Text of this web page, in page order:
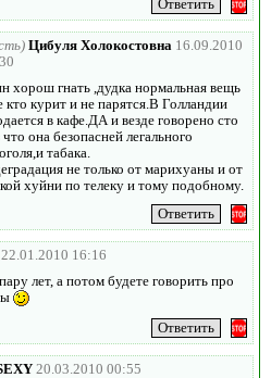
Цибуля Холокостовна 16.09.2010
хорош гнать ,дудка нормальная вещь
кто курит и не парятся.В Голландии
в кафе.ДА и везде говорено сто
что она безопасней легального
табака.
не только от марихуаны и от
хуйни по телеку и тому подобному.
22.01.2010 16:16
лет, а потом будете говорить про
20.03.2010 00:55